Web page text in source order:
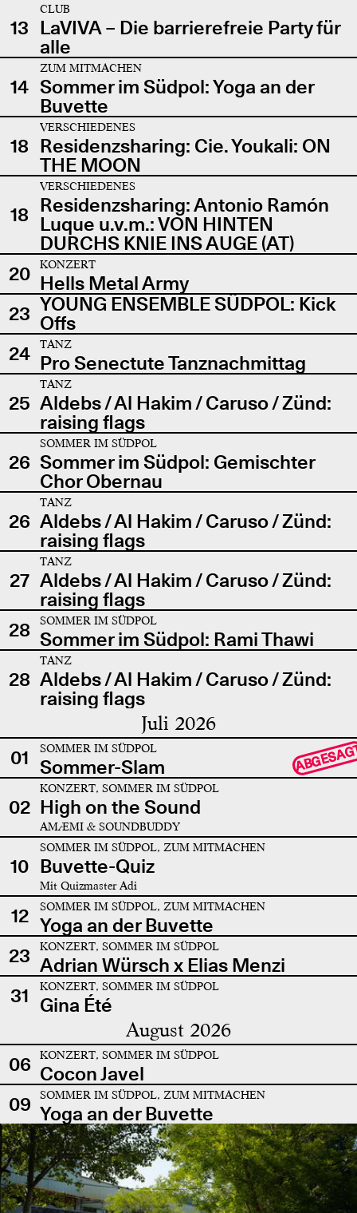
13
CLUB
LaVIVA – Die barrierefreie Party für
alle
14
ZUM MITMACHEN
Sommer im Südpol: Yoga an der
Buvette
18
VERSCHIEDENES
Residenzsharing: Cie. Youkali: ON
THE MOON
18
VERSCHIEDENES
Residenzsharing: Antonio Ramón
Luque u.v.m.: VON HINTEN
DURCHS KNIE INS AUGE (AT)
20
KONZERT
Hells Metal Army
23 YOUNG ENSEMBLE SÜDPOL: Kick
Offs
24
TANZ
Pro Senectute Tanznachmittag
25
TANZ
Aldebs / Al Hakim / Caruso / Zünd:
raising flags
26
SOMMER IM SÜDPOL
Sommer im Südpol: Gemischter
Chor Obernau
26
TANZ
Aldebs / Al Hakim / Caruso / Zünd:
raising flags
27
TANZ
Aldebs / Al Hakim / Caruso / Zünd:
raising flags
28
SOMMER IM SÜDPOL
Sommer im Südpol: Rami Thawi
28
TANZ
Aldebs / Al Hakim / Caruso / Zünd:
raising flags
Juli 2026
01 SOMMER IM SÜDPOL
Sommer-Slam
02
KONZERT, SOMMER IM SÜDPOL
High on the Sound
AMÆMI & SOUNDBUDDY
10
SOMMER IM SÜDPOL, ZUM MITMACHEN
Buvette-Quiz
Mit Quizmaster Adi
12 SOMMER IM SÜDPOL, ZUM MITMACHEN
Yoga an der Buvette
23
KONZERT, SOMMER IM SÜDPOL
Adrian Würsch x Elias Menzi
31
KONZERT, SOMMER IM SÜDPOL
Gina Été
August 2026
06 KONZERT, SOMMER IM SÜDPOL
Cocon Javel
09
SOMMER IM SÜDPOL, ZUM MITMACHEN
Yoga an der Buvette